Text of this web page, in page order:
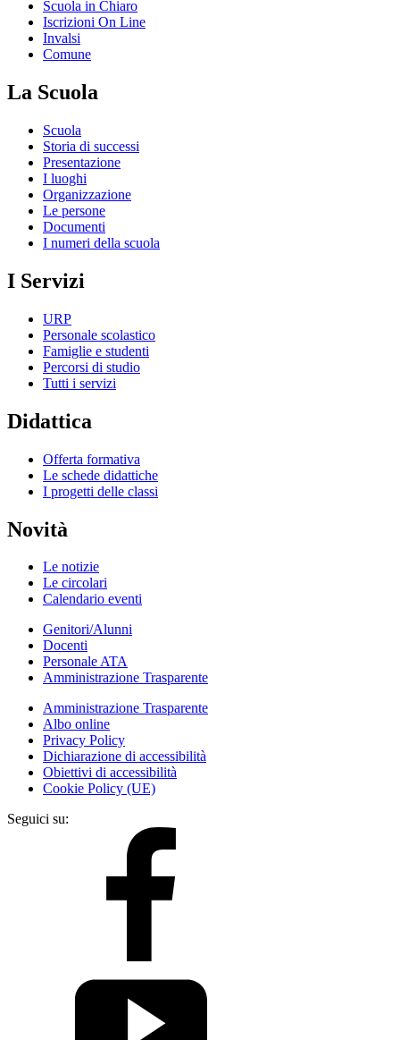
Scuola in Chiaro
Iscrizioni On Line
Invalsi
Comune
La Scuola
Scuola
Storia di successi
Presentazione
I luoghi
Organizzazione
Le persone
Documenti
I numeri della scuola
I Servizi
URP
Personale scolastico
Famiglie e studenti
Percorsi di studio
Tutti i servizi
Didattica
Offerta formativa
Le schede didattiche
I progetti delle classi
Novità
Le notizie
Le circolari
Calendario eventi
Genitori/Alunni
Docenti
Personale ATA
Amministrazione Trasparente
Amministrazione Trasparente
Albo online
Privacy Policy
Dichiarazione di accessibilità
Obiettivi di accessibilità
Cookie Policy (UE)
Seguici su: